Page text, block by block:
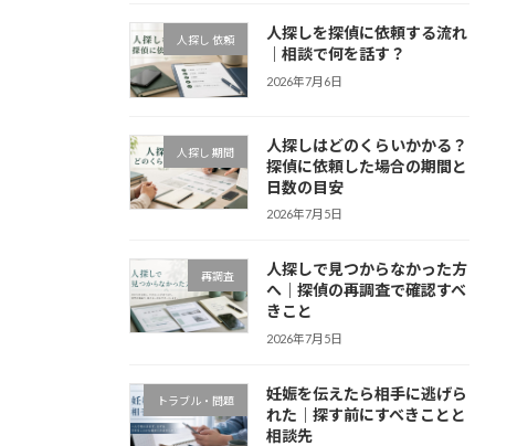
人探し 依頼
人探しを探偵に依頼する流れ
｜相談で何を話す？
2026年7月6日
人探し 期間
人探しはどのくらいかかる？
探偵に依頼した場合の期間と
日数の目安
2026年7月5日
再調査
人探しで見つからなかった方
へ｜探偵の再調査で確認すべ
きこと
2026年7月5日
トラブル・問題
妊娠を伝えたら相手に逃げら
れた｜探す前にすべきことと
相談先